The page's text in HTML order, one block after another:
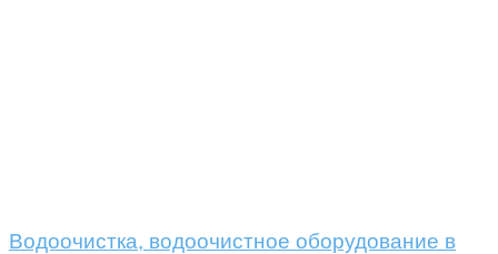
Водоочистка, водоочистное оборудование в